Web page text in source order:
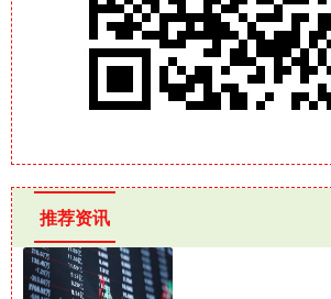
推荐资讯